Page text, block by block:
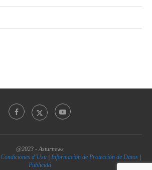
@2023 - Asturnews
Condiciones d’Usu | Información de Protección de Datos |
Publicidá